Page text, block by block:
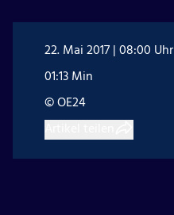
22. Mai 2017 | 08:00 Uhr
01:13 Min
© OE24